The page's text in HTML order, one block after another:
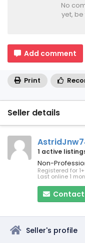
No
yet,
Add comment
Print
Seller details
1 active
Non-
Registered for
Last online 1
Contact
Seller's profile